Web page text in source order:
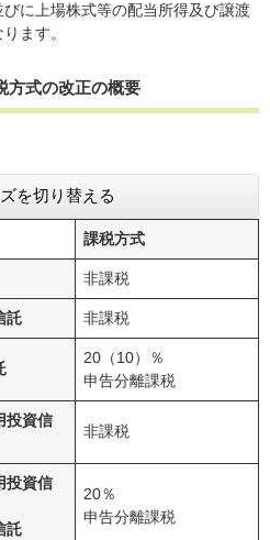
に上場株式等の配当所得及び譲渡
ます。
方式の改正の概要
を切り替える
課税方式
非課税
託 非課税
20（10）％
申告分離課税
投資信
非課税
投資信
託
20％
申告分離課税